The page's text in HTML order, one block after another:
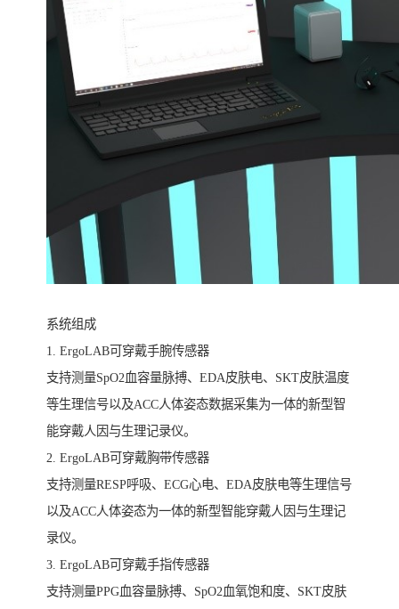
系统组成
1. ErgoLAB可穿戴手腕传感器
支持测量SpO2血容量脉搏、EDA皮肤电、SKT皮肤温度
等生理信号以及ACC人体姿态数据采集为一体的新型智
能穿戴人因与生理记录仪。
2. ErgoLAB可穿戴胸带传感器
支持测量RESP呼吸、ECG心电、EDA皮肤电等生理信号
以及ACC人体姿态为一体的新型智能穿戴人因与生理记
录仪。
3. ErgoLAB可穿戴手指传感器
支持测量PPG血容量脉搏、SpO2血氧饱和度、SKT皮肤